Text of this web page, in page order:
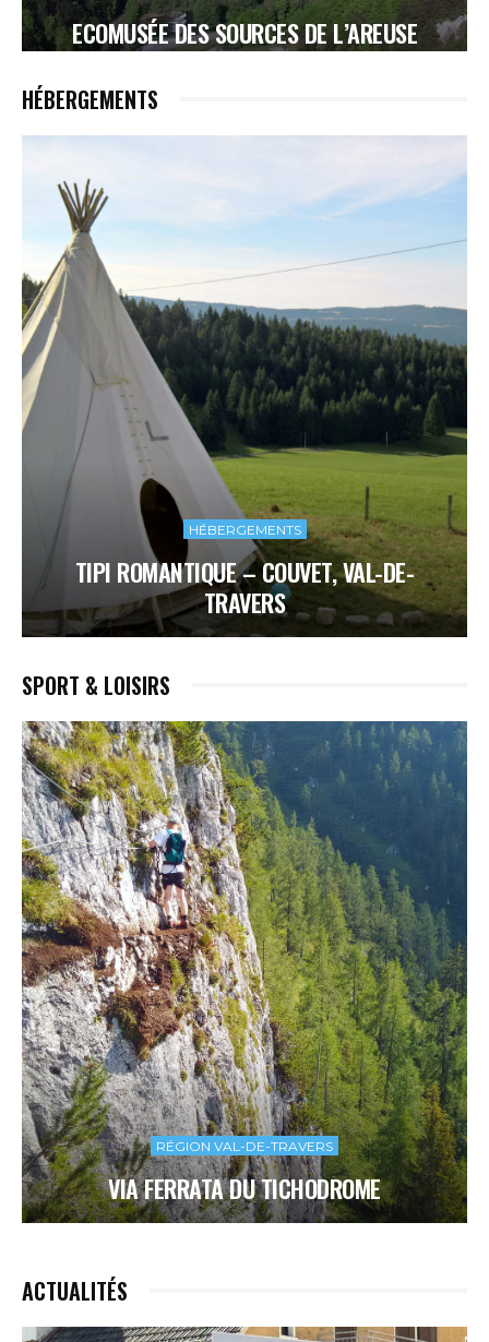
ECOMUSÉE DES SOURCES DE L’AREUSE
HÉBERGEMENTS
HÉBERGEMENTS
TIPI ROMANTIQUE – COUVET, VAL-DE-
TRAVERS
SPORT & LOISIRS
RÉGION VAL-DE-TRAVERS
VIA FERRATA DU TICHODROME
ACTUALITÉS